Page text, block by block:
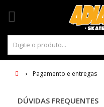
Pagamento e entregas
DÚVIDAS FREQUENTES